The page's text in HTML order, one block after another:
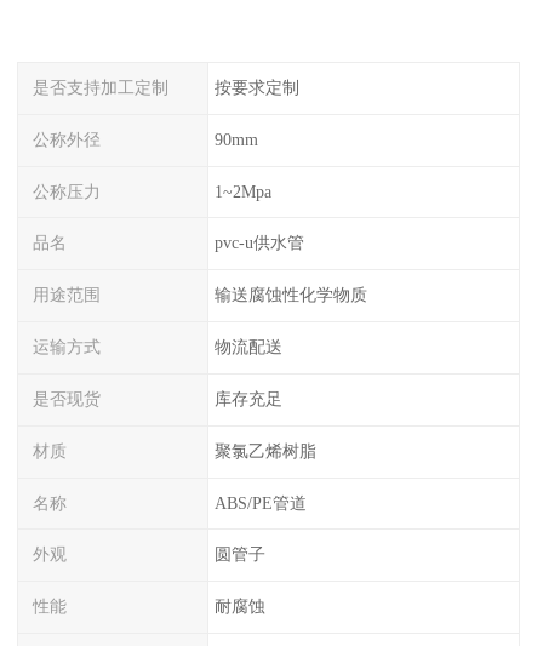
是否支持加工定制 按要求定制
公称外径 90mm
公称压力 1~2Mpa
品名 pvc-u供水管
用途范围 输送腐蚀性化学物质
运输方式 物流配送
是否现货 库存充足
材质 聚氯乙烯树脂
名称 ABS/PE管道
外观 圆管子
性能 耐腐蚀